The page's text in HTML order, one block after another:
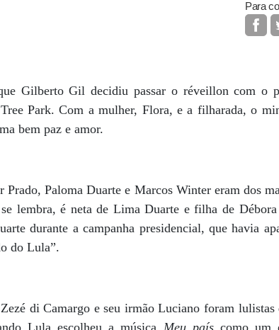
Para
Gilberto Gil decidiu passar o réveillon com o
Park. Com a mulher, Flora, e a filharada, o
bem paz e amor.
Prado, Paloma Duarte e Marcos Winter eram dos
lembra, é neta de Lima Duarte e filha de
durante a campanha presidencial, que havia
do Lula”.
di Camargo e seu irmão Luciano foram lulistas
Lula escolheu a música Meu paíscomo um